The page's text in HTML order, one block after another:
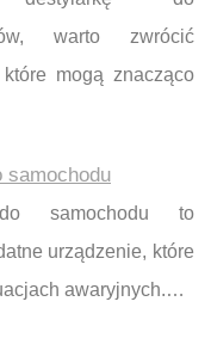
warto zwrócić
mogą znacząco
samochodu
samochodu to
urządzenie, które
awaryjnych.…